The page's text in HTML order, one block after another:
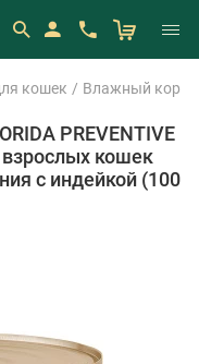
кошек Влажный корм
PREVENTIVE
взрослых кошек
с индейкой (100